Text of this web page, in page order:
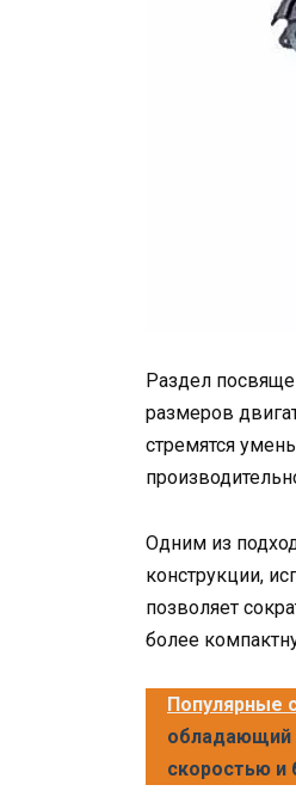
Раздел
размеров
стремятся
Одним из
конструкции,
позволяет
более
Популярные
обладающий
скоростью